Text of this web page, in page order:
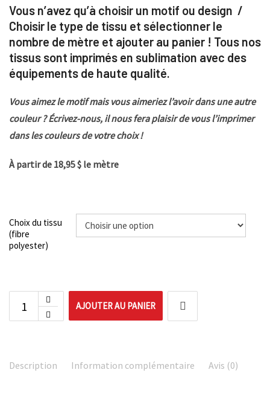
Vous n’avez qu’à choisir un motif ou design /
Choisir le type de tissu et sélectionner le
nombre de mètre et ajouter au panier ! Tous nos
tissus sont imprimés en sublimation avec des
équipements de haute qualité.
Vous aimez le motif mais vous aimeriez l’avoir dans une autre
couleur ? Écrivez-nous, il nous fera plaisir de vous l’imprimer
dans les couleurs de votre choix !
À partir de 18,95 $ le mètre
Choix du tissu
(fibre
polyester)
AJOUTER AU PANIER
Description Information complémentaire Avis (0)